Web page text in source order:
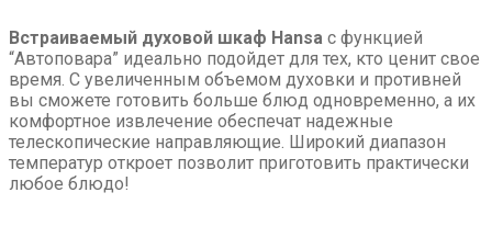
Встраиваемый духовой шкаф Hansa с функцией
“Автоповара” идеально подойдет для тех, кто ценит свое
время. С увеличенным объемом духовки и противней
вы сможете готовить больше блюд одновременно, а их
комфортное извлечение обеспечат надежные
телескопические направляющие. Широкий диапазон
температур откроет позволит приготовить практически
любое блюдо!